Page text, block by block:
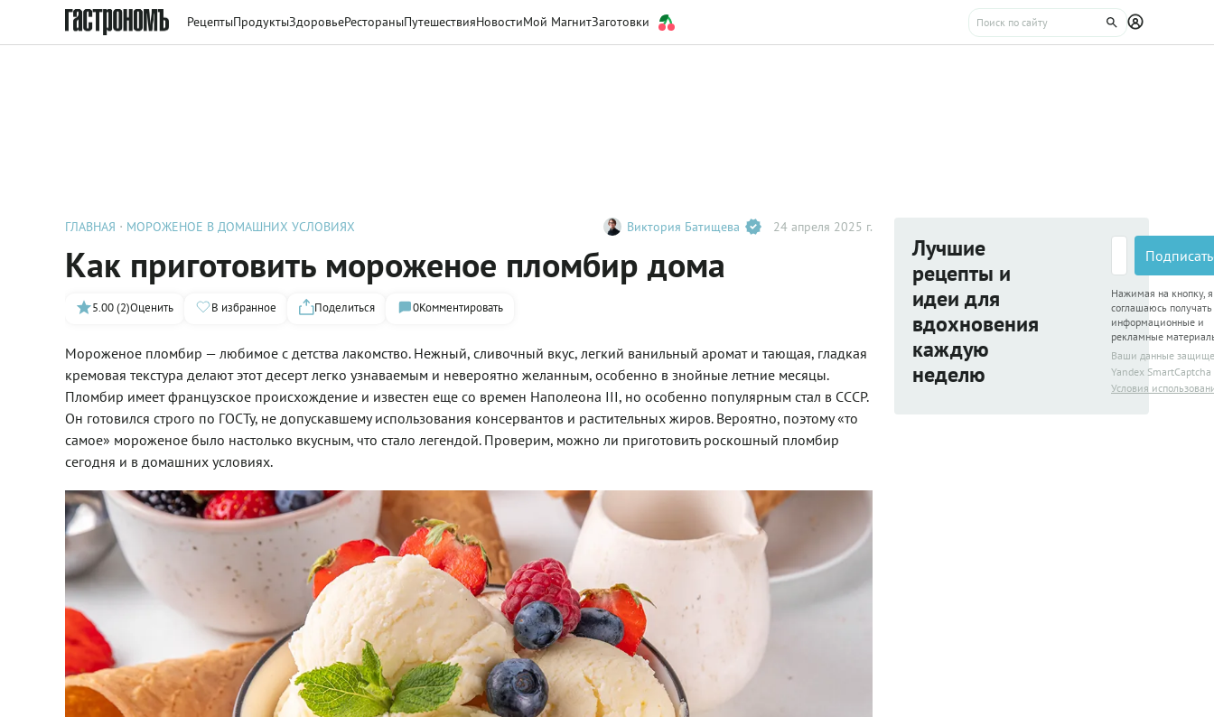
РецептыПродуктыЗдоровьеРестораныПутешествияНовостиМой МагнитЗаготовки
ГЛАВНАЯ МОРОЖЕНОЕ В ДОМАШНИХ УСЛОВИЯХ Виктория Батищева 24 апреля 2025 г.
Как приготовить мороженое пломбир дома
5.00 (2)Оценить В избранное Поделиться 0Комментировать
Мороженое пломбир — любимое с детства лакомство. Нежный, сливочный вкус, легкий ванильный аромат и тающая, гладкая
кремовая текстура делают этот десерт легко узнаваемым и невероятно желанным, особенно в знойные летние месяцы.
Пломбир имеет французское происхождение и известен еще со времен Наполеона III, но особенно популярным стал в СССР.
Он готовился строго по ГОСТу, не допускавшему использования консервантов и растительных жиров. Вероятно, поэтому «то
самое» мороженое было настолько вкусным, что стало легендой. Проверим, можно ли приготовить роскошный пломбир
сегодня и в домашних условиях.
Лучшие
рецепты и
идеи для
вдохновения
каждую
неделю
Нажимая на кнопку, я
соглашаюсь получать
информационные и
рекламные
Ваши данные
Yandex SmartCaptcha
Условия